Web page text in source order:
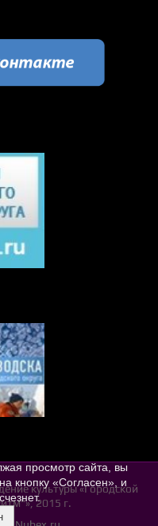
культуры «Городской
2015 г.
просмотр сайта, вы
кнопку «Согласен», и